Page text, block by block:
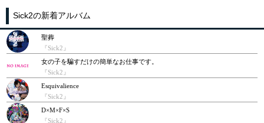
Sick2の新着アルバム
聖葬
『Sick2』
女の子を騙すだけの簡単なお仕事です。
『Sick2』
Esquivalience
『Sick2』
D×M×F×S
『Sick2』